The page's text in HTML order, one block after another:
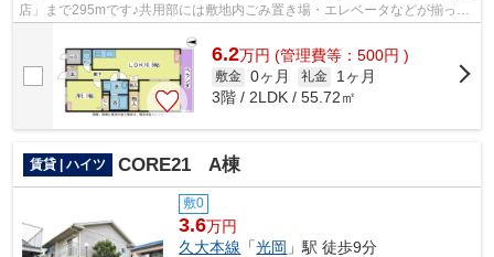
店」まで295mです♪共用部には敷地内ごみ置き場・エレベータなどが揃って
おり、とても充実しています♪シンプル...
6.2万円 (管理費等：500円 )
敷金 0ヶ月 礼金
1ヶ月
3階 / 2LDK / 55.72㎡
賃貸 | ハイツ CORE21 A棟
敷0
3.6万円
久大本線 「光岡 」駅 徒歩9分